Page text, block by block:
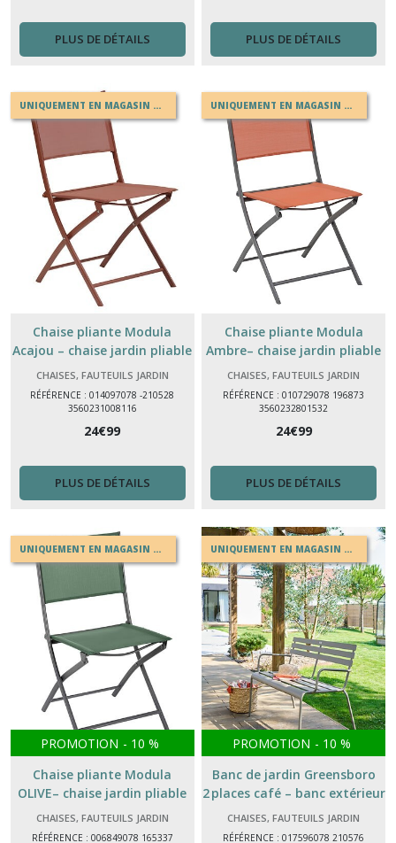
PLUS DE DÉTAILS PLUS DE DÉTAILS
UNIQUEMENT EN MAGASIN OU EN DRIVE
Chaise pliante Modula
Acajou – chaise jardin pliable
acier
CHAISES, FAUTEUILS JARDIN
RÉFÉRENCE : 014097078 -210528
3560231008116
24€99
PLUS DE DÉTAILS
UNIQUEMENT EN MAGASIN OU EN DRIVE
Chaise pliante Modula
Ambre– chaise jardin pliable
acier
CHAISES, FAUTEUILS JARDIN
RÉFÉRENCE : 010729078 196873
3560232801532
24€99
PLUS DE DÉTAILS
UNIQUEMENT EN MAGASIN OU EN DRIVE
PROMOTION - 10 %
Chaise pliante Modula
OLIVE– chaise jardin pliable
acier
CHAISES, FAUTEUILS JARDIN
RÉFÉRENCE : 006849078 165337
UNIQUEMENT EN MAGASIN OU EN DRIVE
PROMOTION - 10 %
Banc de jardin Greensboro
2 places café – banc extérieur
acier époxy antirouille
CHAISES, FAUTEUILS JARDIN
RÉFÉRENCE : 017596078 210576